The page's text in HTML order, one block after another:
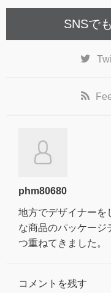
SNSで
phm80680
地方でデザイナーを
な商品のパッケージ
つ重ねてきました。
コメントを残す